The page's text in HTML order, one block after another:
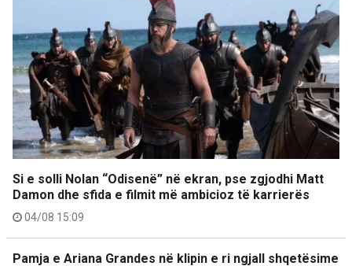
Si e solli Nolan “Odisenë” në ekran, pse zgjodhi Matt
Damon dhe sfida e filmit më ambicioz të karrierës
04/08 15:09
Pamja e Ariana Grandes në klipin e ri ngjall shqetësime